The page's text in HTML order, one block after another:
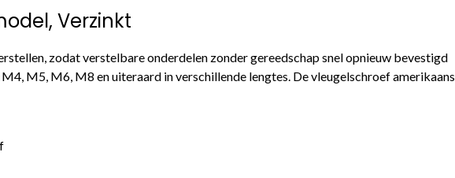
Verzinkt
zodat verstelbare onderdelen zonder gereedschap snel opnieuw bevestigd
M5, M6, M8 en uiteraard in verschillende lengtes. De vleugelschroef amerikaans